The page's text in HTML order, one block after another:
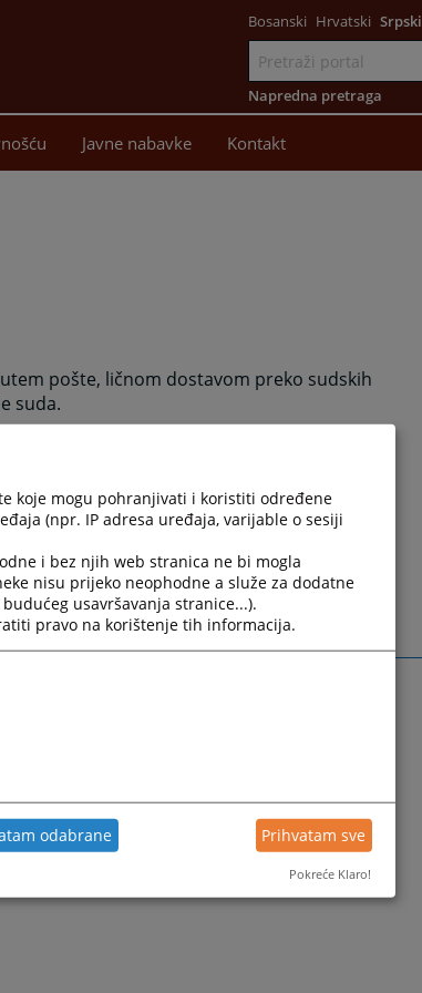
Bosanski Hrvatski Srpski
Napredna pretraga
Javne nabavke Kontakt
pošte, ličnom dostavom preko sudskih
suda.
koje mogu pohranjivati i koristiti određene
(npr. IP adresa uređaja, varijable o sesiji
i bez njih web stranica ne bi mogla
nisu prijeko neophodne a služe za dodatne
usavršavanja stranice...).
pravo na korištenje tih informacija.
odabrane Prihvatam sve
Pokreće Klaro!